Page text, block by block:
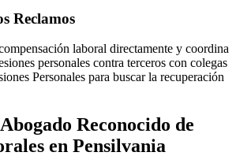
Reclamos
laboral directamente y coordina
personales contra terceros con colegas
Personales para buscar la recuperación
Reconocido de
en Pensilvania